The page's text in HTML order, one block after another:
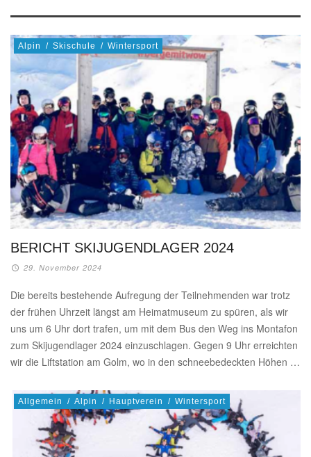
Alpin / Skischule / Wintersport
BERICHT SKIJUGENDLAGER 2024
29. November 2024
Die bereits bestehende Aufregung der Teilnehmenden war trotz
der frühen Uhrzeit längst am Heimatmuseum zu spüren, als wir
uns um 6 Uhr dort trafen, um mit dem Bus den Weg ins Montafon
zum Skijugendlager 2024 einzuschlagen. Gegen 9 Uhr erreichten
wir die Liftstation am Golm, wo in den schneebedeckten Höhen …
Allgemein / Alpin / Hauptverein / Wintersport